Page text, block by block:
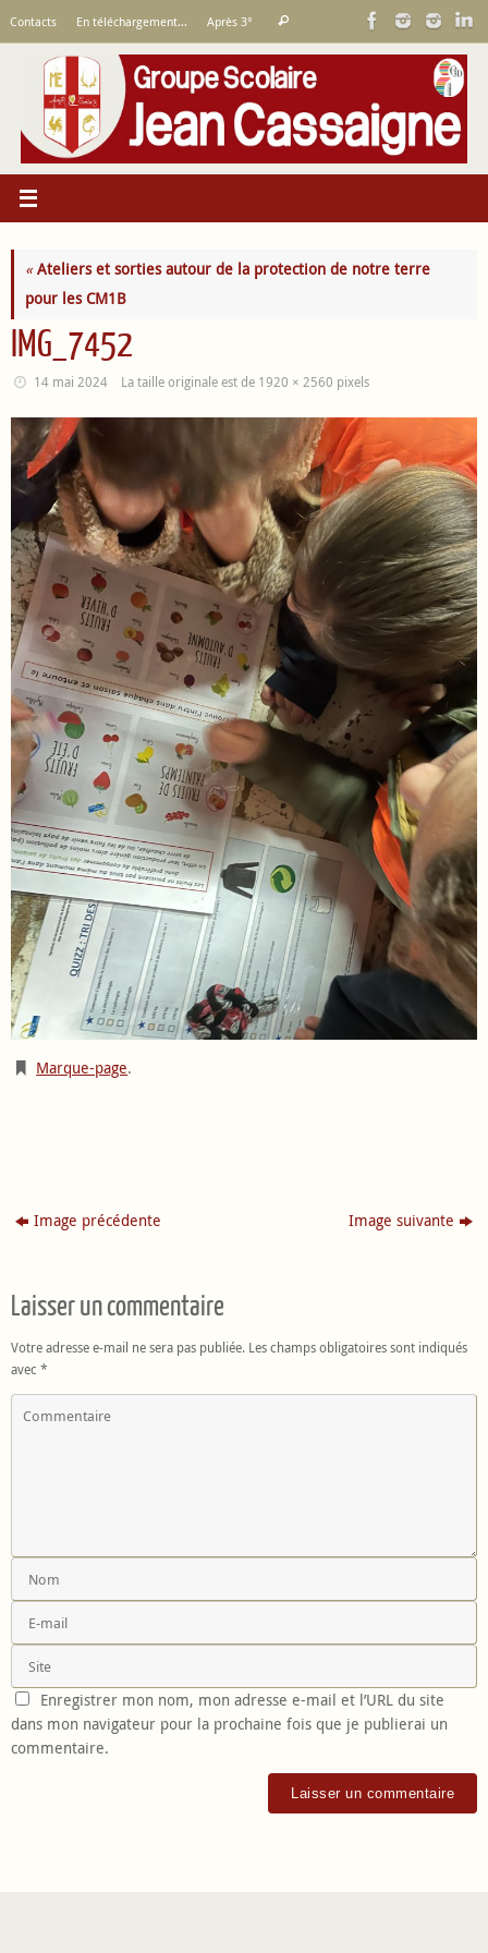
contenu
Contacts En téléchargement… Après 3°
:
Rechercher
«Ateliers et sorties autour de la protection de notre terre
pour les CM1B
IMG_7452
14 mai 2024 La taille originale est de 1920 × 2560 pixels
Marque-page.
Image précédente Image suivante
Laisser un commentaire
Votre adresse e-mail ne sera pas publiée. Les champs obligatoires sont indiqués
avec *
Enregistrer mon nom, mon adresse e-mail et l’URL du site
dans mon navigateur pour la prochaine fois que je publierai un
commentaire.